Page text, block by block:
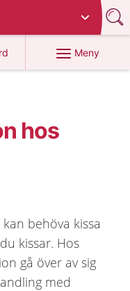
Meny
hos
behöva kissa
kissar. Hos
gå över av sig
med